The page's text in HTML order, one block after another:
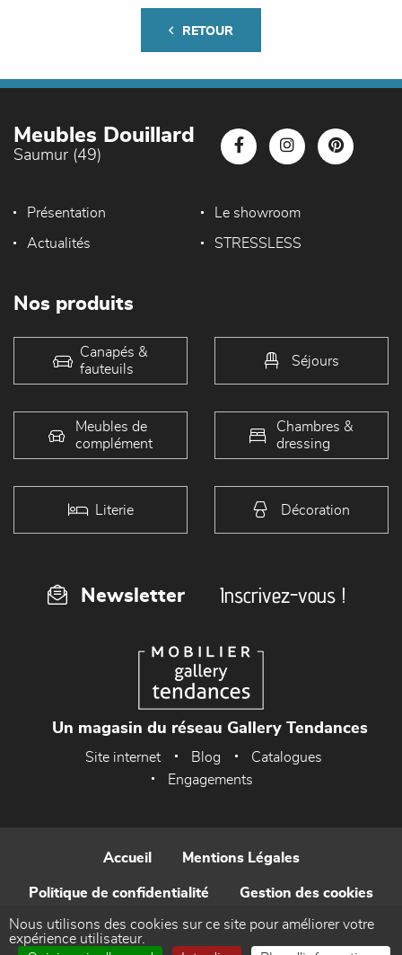
RETOUR
Meubles Douillard
Saumur (49)
Présentation Le showroom
Actualités STRESSLESS
Nos produits
Canapés &
fauteuils
Séjours
Meubles de
complément
Chambres &
dressing
Literie Décoration
Newsletter Inscrivez-vous !
Un magasin du réseau Gallery Tendances
Site internet Blog
Catalogues
Engagements
Accueil Mentions Légales
Politique de confidentialité Gestion des cookies
Contact
Nous utilisons des cookies sur ce site pour améliorer votre
expérience utilisateur.